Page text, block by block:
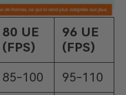
80 UE
(FPS)
96 UE
(FPS)
85-100 95-110